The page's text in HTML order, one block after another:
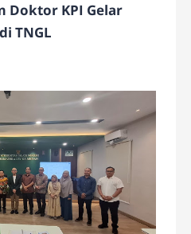
Doktor KPI Gelar
TNGL